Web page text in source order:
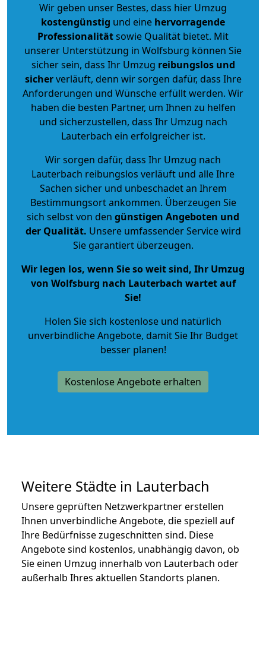
Wir geben unser Bestes, dass hier Umzug
kostengünstig und eine hervorragende
Professionalitätsowie Qualität bietet. Mit
unserer Unterstützung in Wolfsburg können Sie
sicher sein, dass Ihr Umzug reibungslos und
sicherverläuft, denn wir sorgen dafür, dass Ihre
Anforderungen und Wünsche erfüllt werden. Wir
haben die besten Partner, um Ihnen zu helfen
und sicherzustellen, dass Ihr Umzug nach
Lauterbach ein erfolgreicher ist.
Wir sorgen dafür, dass Ihr Umzug nach
Lauterbach reibungslos verläuft und alle Ihre
Sachen sicher und unbeschadet an Ihrem
Bestimmungsort ankommen. Überzeugen Sie
sich selbst von den günstigen Angeboten und
der Qualität. Unsere umfassender Service wird
Sie garantiert überzeugen.
Wir legen los, wenn Sie so weit sind, Ihr Umzug
von Wolfsburg nach Lauterbach wartet auf
Sie!
Holen Sie sich kostenlose und natürlich
unverbindliche Angebote, damit Sie Ihr Budget
besser planen!
Kostenlose Angebote erhalten
Weitere Städte in Lauterbach
Unsere geprüften Netzwerkpartner erstellen
Ihnen unverbindliche Angebote, die speziell auf
Ihre Bedürfnisse zugeschnitten sind. Diese
Angebote sind kostenlos, unabhängig davon, ob
Sie einen Umzug innerhalb von Lauterbach oder
außerhalb Ihres aktuellen Standorts planen.